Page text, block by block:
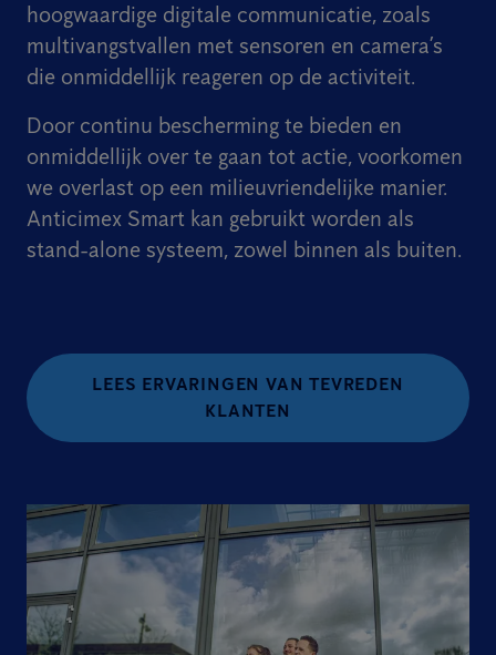
hoogwaardige digitale communicatie, zoals
multivangstvallen met sensoren en camera’s
die onmiddellijk reageren op de activiteit.
Door continu bescherming te bieden en
onmiddellijk over te gaan tot actie, voorkomen
we overlast op een milieuvriendelijke manier.
Anticimex Smart kan gebruikt worden als
stand-alone systeem, zowel binnen als buiten.
LEES ERVARINGEN VAN TEVREDEN
KLANTEN